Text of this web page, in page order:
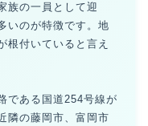
族の一員として迎
いのが特徴です。地
根付いていると言え
である国道254号線が
隣の藤岡市、富岡市